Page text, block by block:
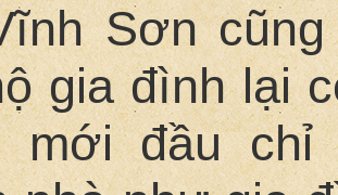
Sơn
gia đình lại
mới đầu